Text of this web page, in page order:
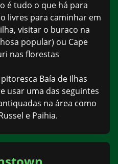
é tudo o que há para
livres para caminhar em
visitar o buraco na
popular) ou Cape
nas florestas
Baía de Ilhas
usar uma das seguintes
na área como
e Paihia.